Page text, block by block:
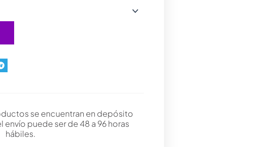
se encuentran en depósito
envío puede ser de 48 a 96 horas
hábiles.